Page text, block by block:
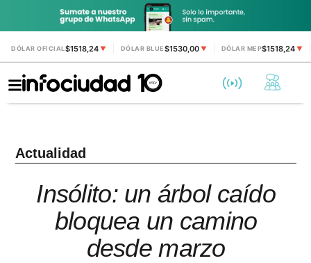
DÓLAR OFICIAL$1518,24 ▼ DÓLAR BLUE$1530,00 ▼ DÓLAR MEP$1518,24▼
Actualidad
Insólito: un árbol caído
bloquea un camino
desde marzo